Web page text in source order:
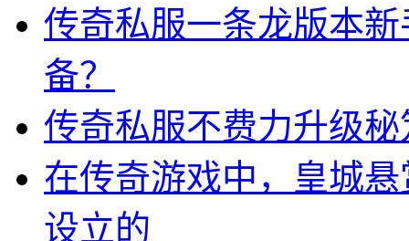
传奇私服一条龙版本
备？
传奇私服不费力升级
在传奇游戏中，皇城
设立的